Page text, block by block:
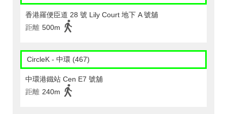
香港羅便臣道 28 號 Lily Court 地下 A 號舖
距離 500m
CircleK - 中環 (467)
中環港鐵站 Cen E7 號舖
距離 240m